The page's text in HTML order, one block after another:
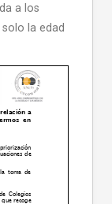
a los
la edad